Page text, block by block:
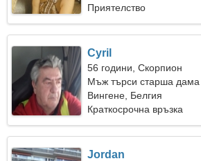
Приятелство
Cyril
56 години, Скорпион
Мъж търси старша дама
Вингене, Белгия
Краткосрочна връзка
Jordan